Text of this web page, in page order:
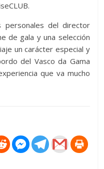
personales del director
de gala y una selección
un carácter especial y
del Vasco da Gama
que va mucho